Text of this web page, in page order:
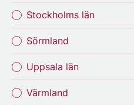
Stockholms län
Sörmland
Uppsala län
Värmland